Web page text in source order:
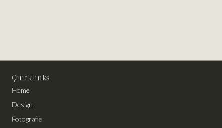
Home
Design
Fotografie
Quick links